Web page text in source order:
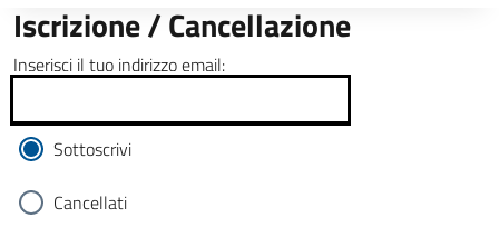
Iscrizione / Cancellazione
Inserisci il tuo indirizzo email:
Sottoscrivi
Cancellati